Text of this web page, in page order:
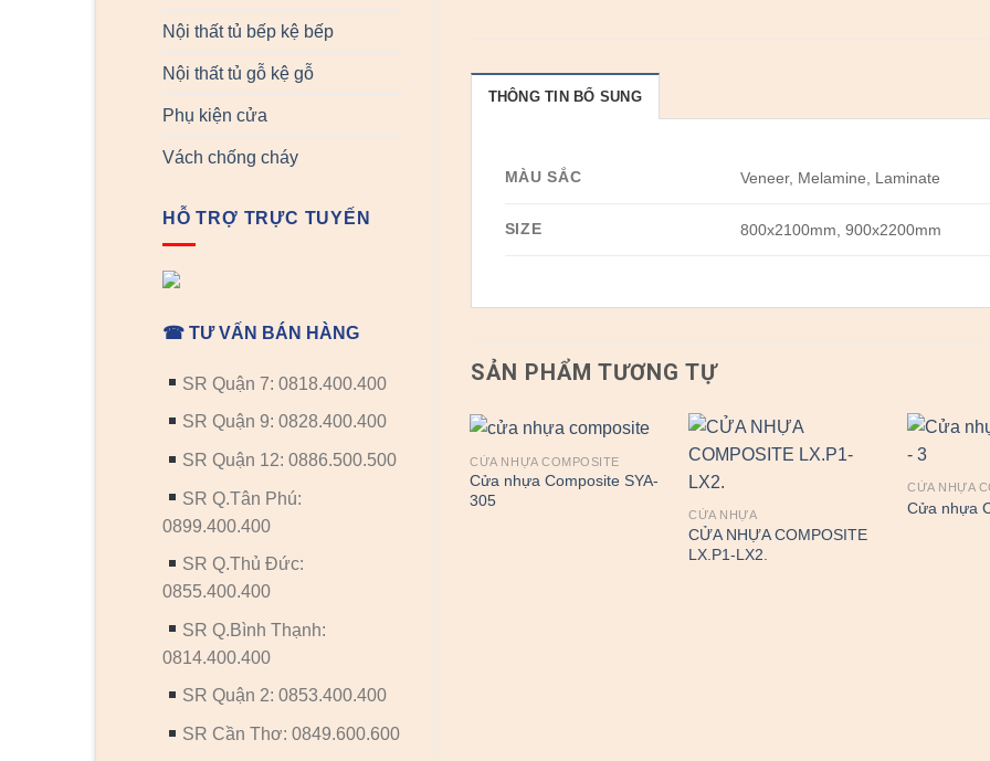
Nội thất tủ bếp kệ bếp
Nội thất tủ gỗ kệ gỗ
Phụ kiện cửa
Vách chống cháy
HỖ TRỢ TRỰC TUYẾN
☎ TƯ VẤN BÁN HÀNG
SR Quận 7: 0818.400.400
SR Quận 9: 0828.400.400
SR Quận 12: 0886.500.500
SR Q.Tân Phú:
0899.400.400
SR Q.Thủ Đức:
0855.400.400
SR Q.Bình Thạnh:
0814.400.400
SR Quận 2: 0853.400.400
SR Cần Thơ: 0849.600.600
THÔNG TIN BỔ SUNG
MÀU SẮC Veneer, Melamine, Laminate
SIZE 800x2100mm, 900x2200mm
SẢN PHẨM TƯƠNG TỰ
CỬA NHỰA COMPOSITE
Cửa nhựa Composite SYA-
305
CỬA NHỰA
CỬA NHỰA COMPOSITE
LX.P1-LX2.
CỬA NHỰA
Cửa nhựa
CỬA NHỰA COMPOSITE
Cửa nhựa Composite
CỬA NHỰA
CỬA NHỰA COMPOSITE
LX.146